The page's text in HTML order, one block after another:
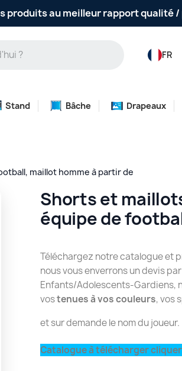
produits au meilleur rapport qualité /
FR
Stand Bâche Drapeaux
maillot homme à partir de
Shorts et
équipe de
Téléchargez notre catalogue et
nous vous enverrons un devis
Enfants/Adolescents-Gardiens,
vostenues à vos couleurs, vos
et sur demande le nom du joueur.
Catalogue à télécharger